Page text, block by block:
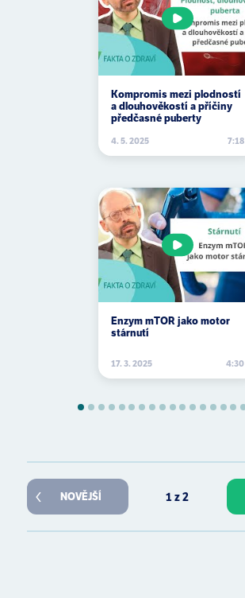
Kompromis mezi plodností
a dlouhověkostí a příčiny
předčasné puberty
4. 5. 2025 7:18
Enzym mTOR jako motor
stárnutí
17. 3. 2025 4:30
NOVĚJŠÍ 1 z 2